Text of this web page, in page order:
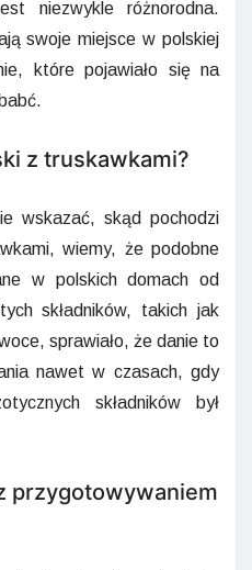
niezwykle różnorodna.
swoje miejsce w polskiej
które pojawiało się na
z truskawkami?
wskazać, skąd pochodzi
wiemy, że podobne
w polskich domach od
składników, takich jak
sprawiało, że danie to
nawet w czasach, gdy
składników był
przygotowywaniem